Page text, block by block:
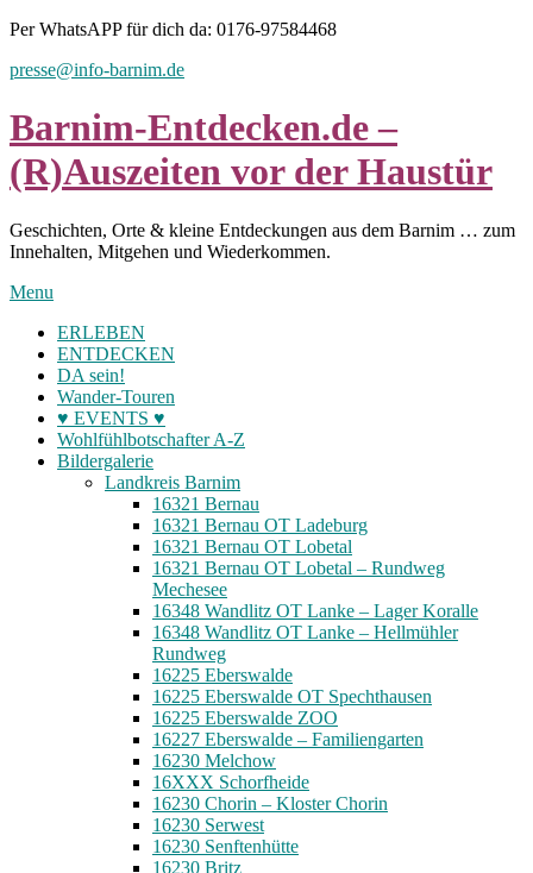
Skip
content
Per WhatsAPP für dich da: 0176-97584468
presse@info-barnim.de
Barnim-Entdecken.de –
(R)Auszeiten vor der Haustür
Geschichten, Orte & kleine Entdeckungen aus dem Barnim … zum
Innehalten, Mitgehen und Wiederkommen.
Menu
ERLEBEN
ENTDECKEN
DA sein!
Wander-Touren
♥ EVENTS ♥
Wohlfühlbotschafter A-Z
Bildergalerie
Landkreis Barnim
16321 Bernau
16321 Bernau OT Ladeburg
16321 Bernau OT Lobetal
16321 Bernau OT Lobetal – Rundweg
Mechesee
16348 Wandlitz OT Lanke – Lager Koralle
16348 Wandlitz OT Lanke – Hellmühler
Rundweg
16225 Eberswalde
16225 Eberswalde OT Spechthausen
16225 Eberswalde ZOO
16227 Eberswalde – Familiengarten
16230 Melchow
16XXX Schorfheide
16230 Chorin – Kloster Chorin
16230 Serwest
16230 Senftenhütte
16230 Britz